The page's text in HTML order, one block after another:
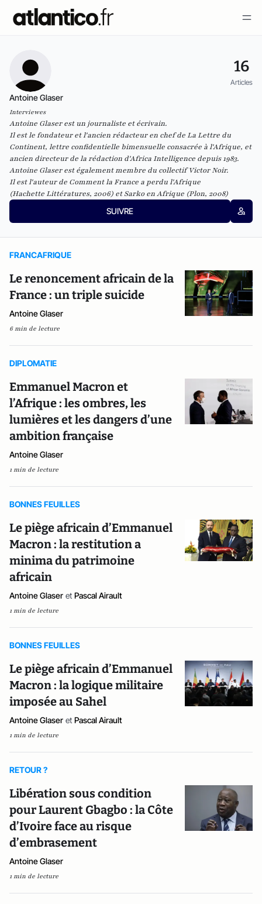
16
Articles
Antoine Glaser
Interviewes
Antoine Glaser est un journaliste et écrivain.
Il est le fondateur et l'ancien rédacteur en chef deLa Lettre du
Continent, lettre confidentielle bimensuelle consacrée à l'Afrique, et
ancien directeur de la rédaction d'Africa Intelligence depuis 1983.
Antoine Glaser est également membre du collectif Victor Noir.
Il est l'auteur de Comment la France a perdu l'Afrique
(Hachette Littératures, 2006) etSarko en Afrique (Plon, 2008)
SUIVRE
FRANCAFRIQUE
Le renoncement africain de la
France : un triple suicide
Antoine Glaser
6 min de lecture
DIPLOMATIE
Emmanuel Macron et
l’Afrique : les ombres, les
lumières et les dangers d’une
ambition française
Antoine Glaser
1 min de lecture
BONNES FEUILLES
Le piège africain d’Emmanuel
Macron : la restitution a
minima du patrimoine
africain
Antoine Glaser et Pascal Airault
1 min de lecture
BONNES FEUILLES
Le piège africain d’Emmanuel
Macron : la logique militaire
imposée au Sahel
Antoine Glaser et Pascal Airault
1 min de lecture
RETOUR ?
Libération sous condition
pour Laurent Gbagbo : la Côte
d’Ivoire face au risque
d’embrasement
Antoine Glaser
1 min de lecture